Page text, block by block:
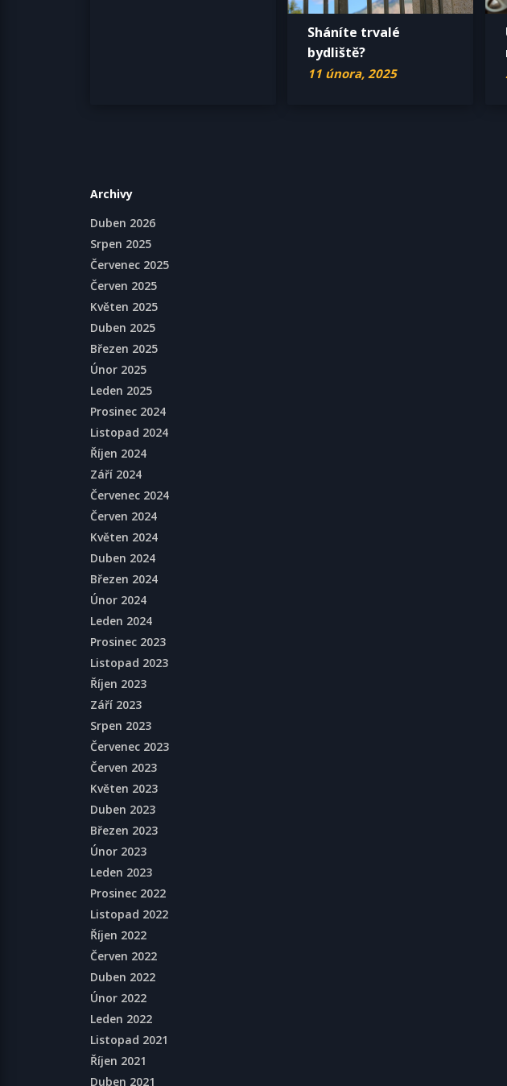
Sháníte trvalé
bydliště?
11 února, 2025
Archivy
Duben 2026
Srpen 2025
Červenec 2025
Červen 2025
Květen 2025
Duben 2025
Březen 2025
Únor 2025
Leden 2025
Prosinec 2024
Listopad 2024
Říjen 2024
Září 2024
Červenec 2024
Červen 2024
Květen 2024
Duben 2024
Březen 2024
Únor 2024
Leden 2024
Prosinec 2023
Listopad 2023
Říjen 2023
Září 2023
Srpen 2023
Červenec 2023
Červen 2023
Květen 2023
Duben 2023
Březen 2023
Únor 2023
Leden 2023
Prosinec 2022
Listopad 2022
Říjen 2022
Červen 2022
Duben 2022
Únor 2022
Leden 2022
Listopad 2021
Říjen 2021
Duben 2021